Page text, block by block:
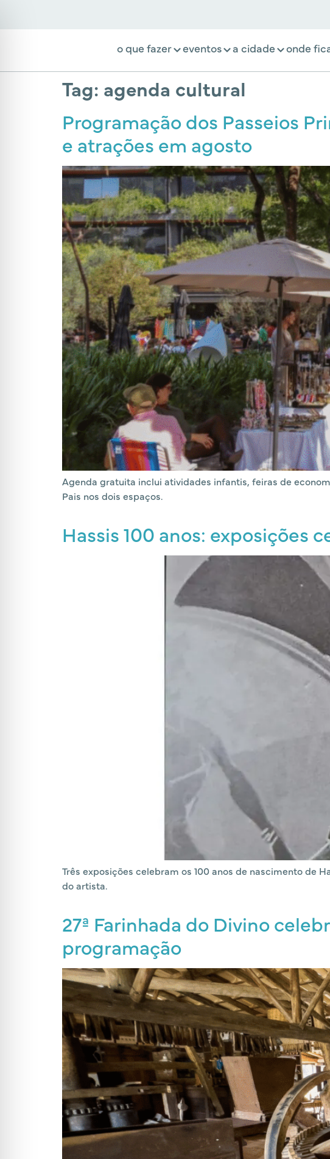
o que fazer eventos a cidade onde
Tag: agenda cultural
Programação dos Passeios
e atrações em agosto
Agenda gratuita inclui atividades infantis, feiras de
Pais nos dois espaços.
Hassis 100 anos: exposições
Três exposições celebram os 100 anos de nascimento de
do artista.
27ª Farinhada do Divino
programação